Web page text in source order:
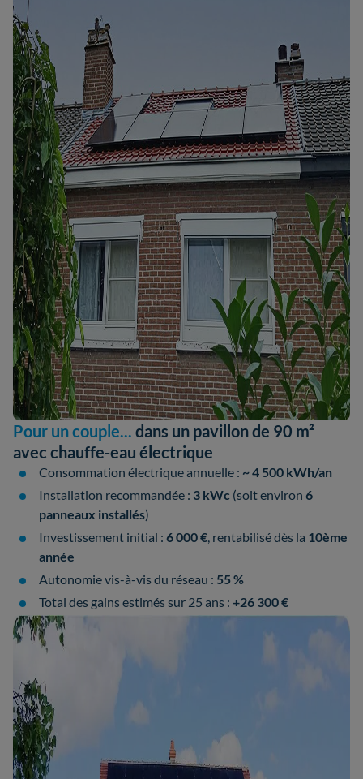
Pour un couple... dans un pavillon de 90 m²
avec chauffe-eau électrique
Consommation électrique annuelle : ~ 4 500 kWh/an
Installation recommandée : 3 kWc (soit environ 6
panneaux installés)
Investissement initial : 6 000 €, rentabilisé dès la 10ème
année
Autonomie vis-à-vis du réseau : 55 %
Total des gains estimés sur 25 ans : +26 300 €